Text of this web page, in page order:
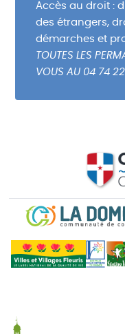
Accès au droit :
des étrangers,
démarches et
TOUTES LES
VOUS AU 04 74